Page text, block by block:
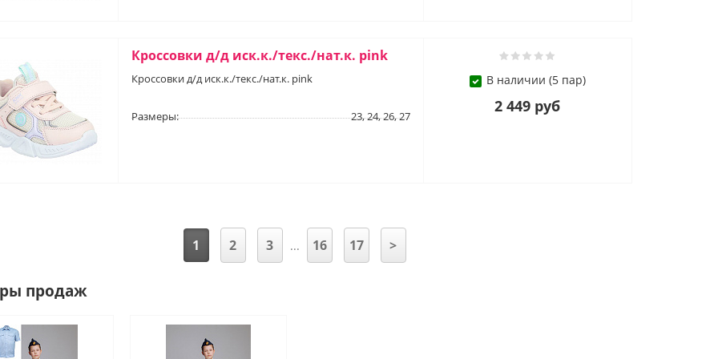
Кроссовки д/д иск.к./текс./нат.к. pink
Кроссовки д/д иск.к./текс./нат.к. pink
Размеры: 23, 24, 26, 27
В наличии (5 пар)
2 449 руб
1 2 3 ... 16 17 >
продаж